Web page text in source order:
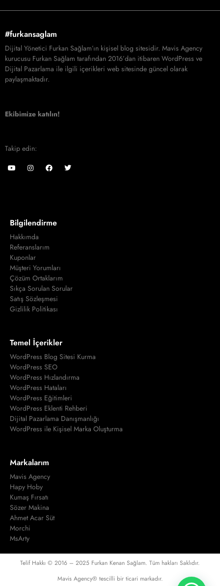
#furkansaglam
Dijital Yönetici Furkan Sağlam’ın kişisel blog sitesidir. Mavis Agency
kurucusu Furkan Sağlam tarafından 2016’dan itibaren WordPress ve
Dijital Pazarlama ile ilgili içerikleri web sitesinde güncel olarak
paylaşmaktadır.
Ekibimize katılın!
Takip edin:
Bilgilendirme
Hakkımda
Referanslarım
Kuponlar
Müşteri Yorumları
Çözüm Ortaklarım
Sıkça Sorulan Sorular
Satış Sözleşmesi
Gizlilik Politikası
Temel İçerikler
WordPress Blog Sitesi Kurma
WordPress SEO
WordPress Hızlandırma
WordPress Hataları
WordPress Eğitimleri
WordPress Eklenti Rehberi
Dijital Pazarlama Danışmanlığı
WordPress ile Kişisel Marka Oluşturma
Markalarım
Mavis Agency
Hapy Hoby
Kumaş Fırsatı
Sözer Makina
Ahmet Acar Süt
Morchi
MsArty
Telif Hakkı © 2016 – 2025 Furkan Kenan Sağlam. Tüm hakları Saklıdır.
Mavis Agency® tescilli bir ticari markadır.